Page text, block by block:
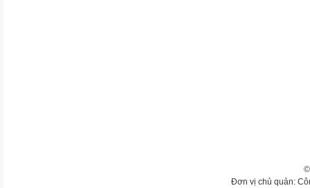
Đơn vị chủ quản: